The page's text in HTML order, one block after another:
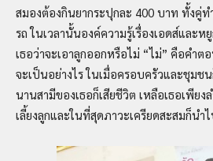
สมองต้องกินยากระปุกละ 400 บาท ทั้งคู่ท
รถ ในเวลานั้นองค์ความรู้เรื่องเอดส์และห
เธอว่าจะเอาลูกออกหรือไม่ “ไม่” คือคำต
จะเป็นอย่างไร ในเมื่อครอบครัวและชุมชน
นานสามีของเธอก็เสียชีวิต เหลือเธอเพีย
เลี้ยงลูกและในที่สุดภาวะเครียดสะสมก็นำ